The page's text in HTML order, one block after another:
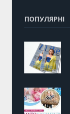
ПОПУЛЯРНІ